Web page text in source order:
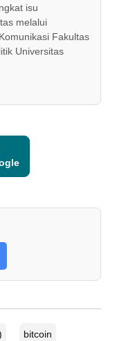
isu
melalui
Fakultas
Universitas
bitcoin